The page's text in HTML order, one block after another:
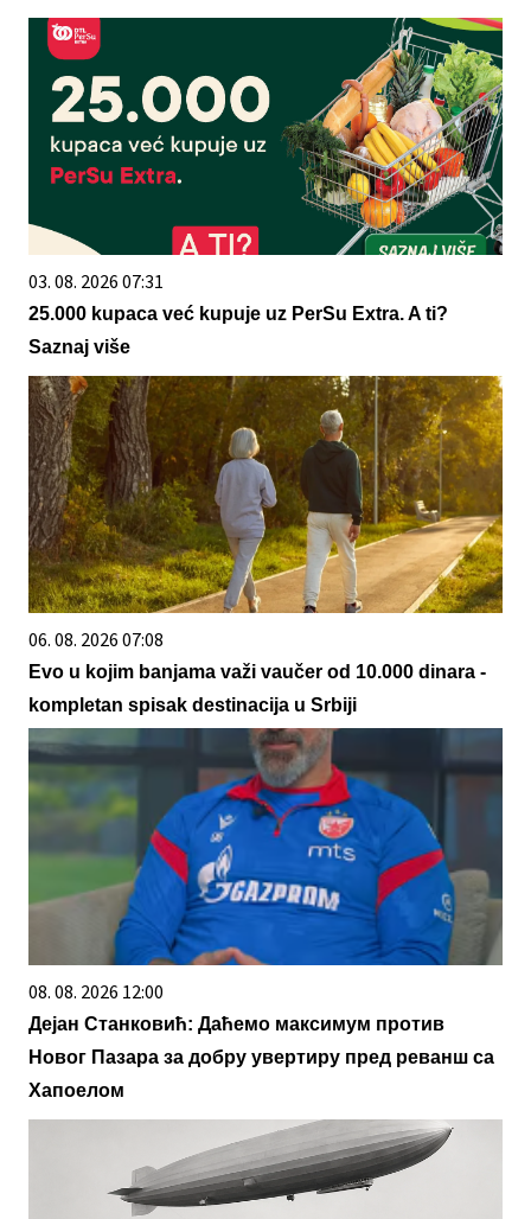
03. 08. 2026 07:31
25.000 kupaca već kupuje uz PerSu Extra. A ti?
Saznaj više
06. 08. 2026 07:08
Evo u kojim banjama važi vaučer od 10.000 dinara -
kompletan spisak destinacija u Srbiji
08. 08. 2026 12:00
Дејан Станковић: Даћемо максимум против
Новог Пазара за добру увертиру пред реванш са
Хапоелом